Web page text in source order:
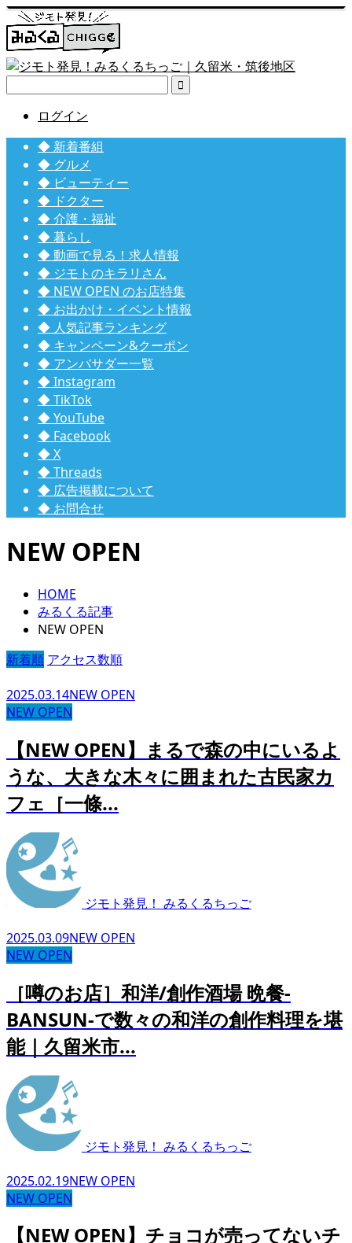

ログイン
◆ 新着番組
◆ グルメ
◆ ビューティー
◆ ドクター
◆ 介護・福祉
◆ 暮らし
◆ 動画で見る！求人情報
◆ ジモトのキラリさん
◆ NEW OPEN のお店特集
◆ お出かけ・イベント情報
◆ 人気記事ランキング
◆ キャンペーン&クーポン
◆ アンバサダー一覧
◆ Instagram
◆ TikTok
◆ YouTube
◆ Facebook
◆ X
◆ Threads
◆ 広告掲載について
◆ お問合せ
NEW OPEN
HOME
みるくる記事
NEW OPEN
新着順 アクセス数順
2025.03.14NEW OPEN
NEW OPEN
【NEW OPEN】まるで森の中にいるよ
うな、大きな木々に囲まれた古民家カ
フェ［一條...
ジモト発見！ みるくるちっご
2025.03.09NEW OPEN
NEW OPEN
［噂のお店］和洋/創作酒場 晩餐-
BANSUN-で数々の和洋の創作料理を堪
能｜久留米市...
ジモト発見！ みるくるちっご
2025.02.19NEW OPEN
NEW OPEN
【NEW OPEN】チョコが売ってないチ